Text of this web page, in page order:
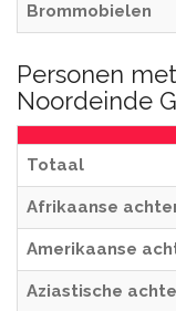
Brommobielen
Personen
Noordeinde
Totaal
Afrikaanse
Amerikaanse
Aziastische